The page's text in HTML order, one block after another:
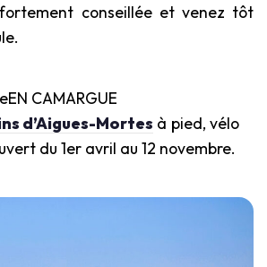
conseillée et venez tôt
CAMARGUE
d’Aigues-Mortes à pied, vélo
du 1er avril au 12 novembre.